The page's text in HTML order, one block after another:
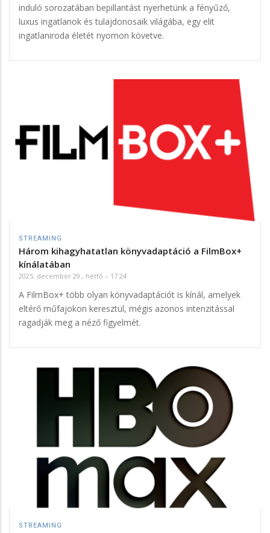
induló sorozatában bepillantást nyerhetünk a fényűző,
luxus ingatlanok és tulajdonosaik világába, egy elit
ingatlaniroda életét nyomon követve.
STREAMING
Három kihagyhatatlan könyvadaptáció a FilmBox+
kínálatában
2025. december 29., hétfő – 17:24
A FilmBox+ több olyan könyvadaptációt is kínál, amelyek
eltérő műfajokon keresztül, mégis azonos intenzitással
ragadják meg a néző figyelmét.
STREAMING